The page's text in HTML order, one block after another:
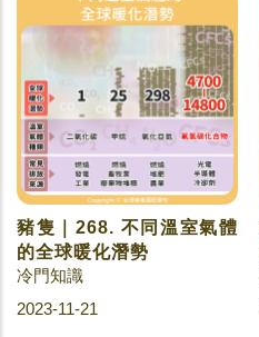
豬隻｜268. 不同溫室氣體
的全球暖化潛勢
冷門知識
2023-11-21